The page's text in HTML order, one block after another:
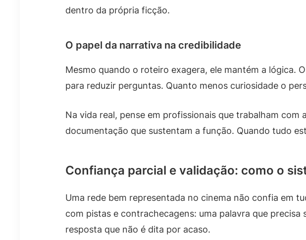
dentro da própria ficção.
O papel da narrativa na credibilidade
Mesmo quando o roteiro exagera, ele mantém a lógica.
para reduzir perguntas. Quanto menos curiosidade o
Na vida real, pense em profissionais que trabalham com
documentação que sustentam a função. Quando tudo
Confiança parcial e validação: como o
Uma rede bem representada no cinema não confia em
com pistas e contrachecagens: uma palavra que
resposta que não é dita por acaso.